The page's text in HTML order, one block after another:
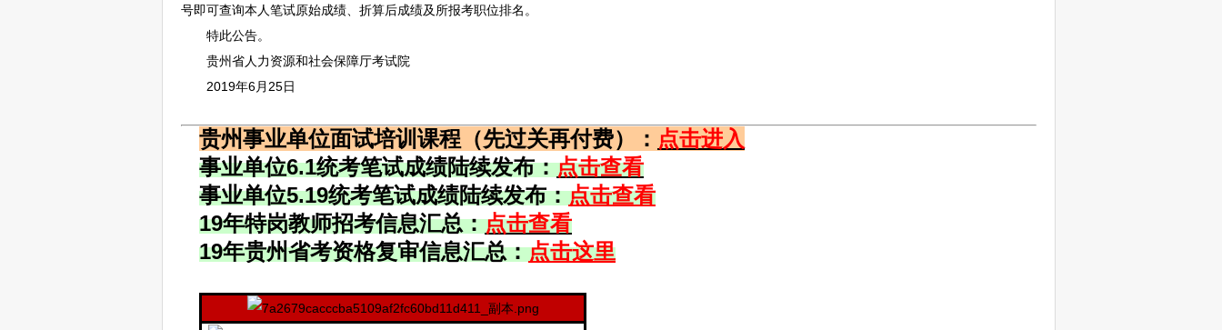
号即可查询本人笔试原始成绩、折算后成绩及所报考职位排名。
特此公告。
贵州省人力资源和社会保障厅考试院
2019年6月25日
贵州事业单位面试培训课程（先过关再付费）： 点击进入
事业单位6.1统考笔试成绩陆续发布：点击查看
事业单位5.19统考笔试成绩陆续发布：点击查看
19年特岗教师招考信息汇总：点击查看
19年贵州省考资格复审信息汇总：点击这里